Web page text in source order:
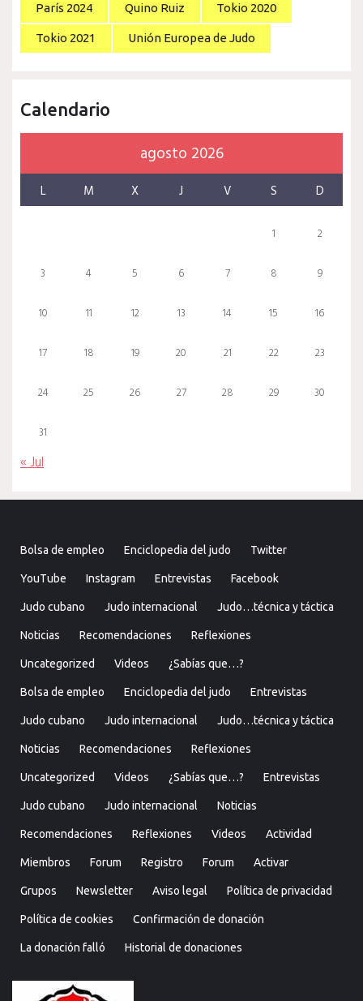
París 2024 Quino Ruiz Tokio 2020
Tokio 2021 Unión Europea de Judo
Calendario
agosto 2026
L M X J V S D
1 2
3 4 5 6 7 8 9
10 11 12 13 14 15 16
17 18 19 20 21 22 23
24 25 26 27 28 29 30
31
« Jul
Bolsa de empleo Enciclopedia del judo Twitter
YouTube Instagram Entrevistas Facebook
Judo cubano Judo internacional Judo…técnica y táctica
Noticias Recomendaciones Reflexiones
Uncategorized Videos ¿Sabías que…?
Bolsa de empleo Enciclopedia del judo Entrevistas
Judo cubano Judo internacional Judo…técnica y táctica
Noticias Recomendaciones Reflexiones
Uncategorized Videos ¿Sabías que…? Entrevistas
Judo cubano Judo internacional Noticias
Recomendaciones Reflexiones Videos Actividad
Miembros Forum Registro Forum Activar
Grupos Newsletter Aviso legal Política de privacidad
Política de cookies Confirmación de donación
La donación falló Historial de donaciones